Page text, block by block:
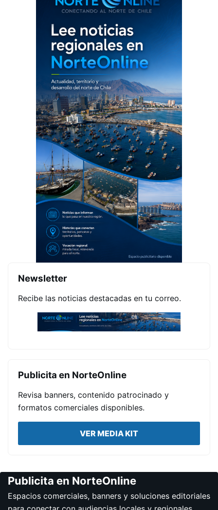
Newsletter
Recibe las noticias destacadas en tu correo.
Publicita en NorteOnline
Revisa banners, contenido patrocinado y
formatos comerciales disponibles.
VER MEDIA KIT
Publicita en NorteOnline
Espacios comerciales, banners y soluciones editoriales